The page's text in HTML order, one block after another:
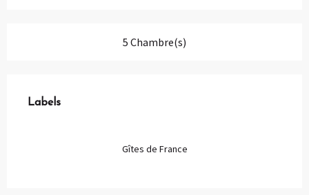
5 Chambre(s)
Labels
Labels
Gîtes de France